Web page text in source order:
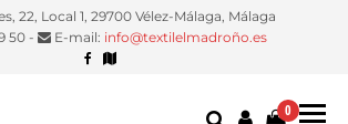
22, Local 1, 29700 Vélez-Málaga, Málaga
50 -
E-mail: info@textilelmadroño.es
0